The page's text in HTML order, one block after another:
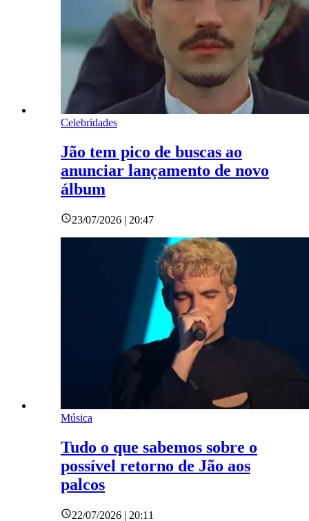
Celebridades
Jão tem pico de buscas ao
anunciar lançamento de novo
álbum
23/07/2026 | 20:47
Música
Tudo o que sabemos sobre o
possível retorno de Jão aos
palcos
22/07/2026 | 20:11